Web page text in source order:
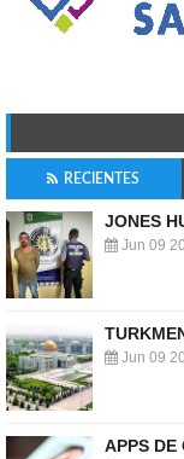
RECIENTES
JONES
Jun 09
Jun 09
APPS DE